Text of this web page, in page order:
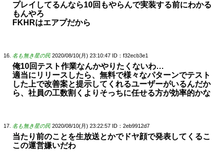
プレイしてるんなら10回もやらんで実装する前にわかる
もんやろ
FKHRはエアプだから
名も無き星の民 2020/08/10(月) 23:10:47 ID：f32ecb3e1
俺10回テスト作業なんかやりたくないわ…
適当にリリースしたら、無料で様々なパターンでテスト
した上で改善案と提示してくれるユーザーがいるんだか
ら、社員の工数割くよりそっちに任せる方が効率的かな
名も無き星の民 2020/08/10(月) 23:22:57 ID：2eb9912d7
当たり前のことを生放送とかでドヤ顔で発表してくるこ
この運営嫌いだわ